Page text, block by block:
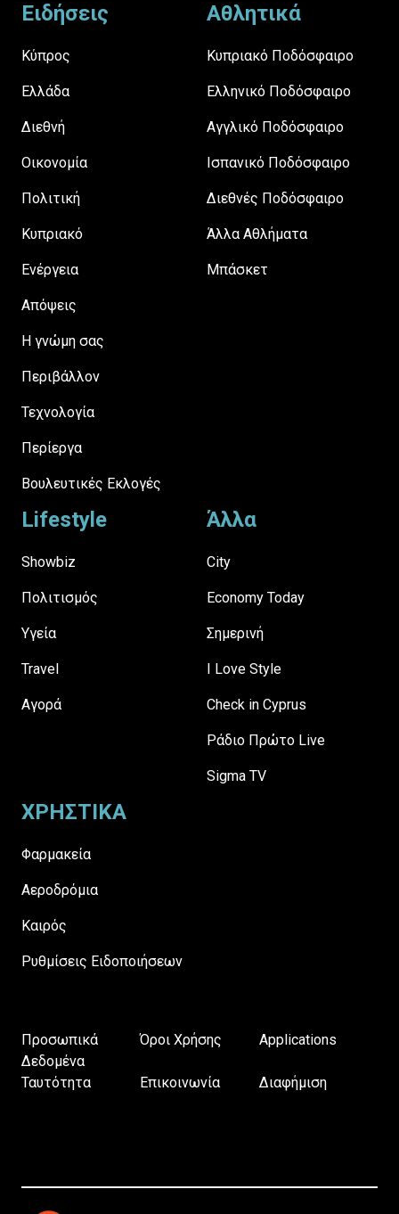
Ειδήσεις
Κύπρος
Ελλάδα
Διεθνή
Οικονομία
Πολιτική
Κυπριακό
Ενέργεια
Απόψεις
H γνώμη σας
Περιβάλλον
Τεχνολογία
Περίεργα
Βουλευτικές Εκλογές
Αθλητικά
Κυπριακό Ποδόσφαιρο
Ελληνικό Ποδόσφαιρο
Αγγλικό Ποδόσφαιρο
Ισπανικό Ποδόσφαιρο
Διεθνές Ποδόσφαιρο
Άλλα Αθλήματα
Μπάσκετ
Lifestyle
Showbiz
Πολιτισμός
Υγεία
Travel
Αγορά
Άλλα
City
Economy Today
Σημερινή
I Love Style
Check in Cyprus
Ράδιο Πρώτο Live
Sigma TV
ΧΡΗΣΤΙΚΑ
Φαρμακεία
Αεροδρόμια
Καιρός
Ρυθμίσεις Ειδοποιήσεων
Προσωπικά
Δεδομένα
Όροι Χρήσης Applications
Ταυτότητα Επικοινωνία Διαφήμιση